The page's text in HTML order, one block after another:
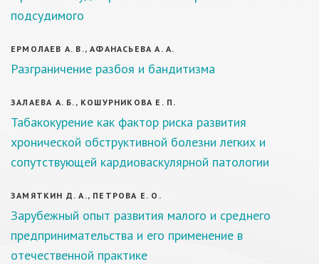
подсудимого
ЕРМОЛАЕВ А. В., АФАНАСЬЕВА А. А.
Разграничение разбоя и бандитизма
ЗАЛАЕВА А. Б., КОШУРНИКОВА Е. П.
Табакокурение как фактор риска развития
хронической обструктивной болезни легких и
сопутствующей кардиоваскулярной патологии
ЗАМЯТКИН Д. А., ПЕТРОВА Е. О.
Зарубежный опыт развития малого и среднего
предпринимательства и его применение в
отечественной практике